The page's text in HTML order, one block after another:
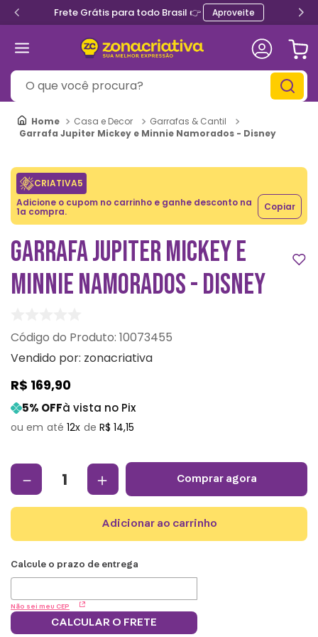
Frete Grátis para todo Brasil 👉 Aproveite
O que você procura?
Casa e Decor
Garrafas & Cantil
Garrafa Jupiter Mickey e Minnie Namorados - Disney
CRIATIVA5
Adicione o cupom no carrinho e ganhe desconto na
1a compra. Copiar
GARRAFA JUPITER MICKEY E
MINNIE NAMORADOS - DISNEY
: 10073455
Vendido por: zonacriativa
R$ 169,90
5% OFFà vista no Pix
12 R$ 14,15
＋
－ comprar agora
adicionar ao carrinho
Não sei meu CEP
CALCULAR O FRETE